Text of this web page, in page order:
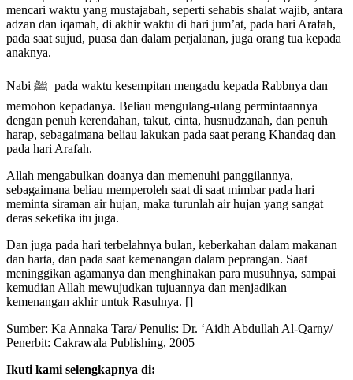
mencari waktu yang mustajabah, seperti sehabis shalat wajib, antara
adzan dan iqamah, di akhir waktu di hari jum’at, pada hari Arafah,
pada saat sujud, puasa dan dalam perjalanan, juga orang tua kepada
anaknya.
Nabi ﷺ pada waktu kesempitan mengadu kepada Rabbnya dan
memohon kepadanya. Beliau mengulang-ulang permintaannya
dengan penuh kerendahan, takut, cinta, husnudzanah, dan penuh
harap, sebagaimana beliau lakukan pada saat perang Khandaq dan
pada hari Arafah.
Allah mengabulkan doanya dan memenuhi panggilannya,
sebagaimana beliau memperoleh saat di saat mimbar pada hari
meminta siraman air hujan, maka turunlah air hujan yang sangat
deras seketika itu juga.
Dan juga pada hari terbelahnya bulan, keberkahan dalam makanan
dan harta, dan pada saat kemenangan dalam peprangan. Saat
meninggikan agamanya dan menghinakan para musuhnya, sampai
kemudian Allah mewujudkan tujuannya dan menjadikan
kemenangan akhir untuk Rasulnya. []
Sumber: Ka Annaka Tara/ Penulis: Dr. ‘Aidh Abdullah Al-Qarny/
Penerbit: Cakrawala Publishing, 2005
Ikuti kami selengkapnya di: